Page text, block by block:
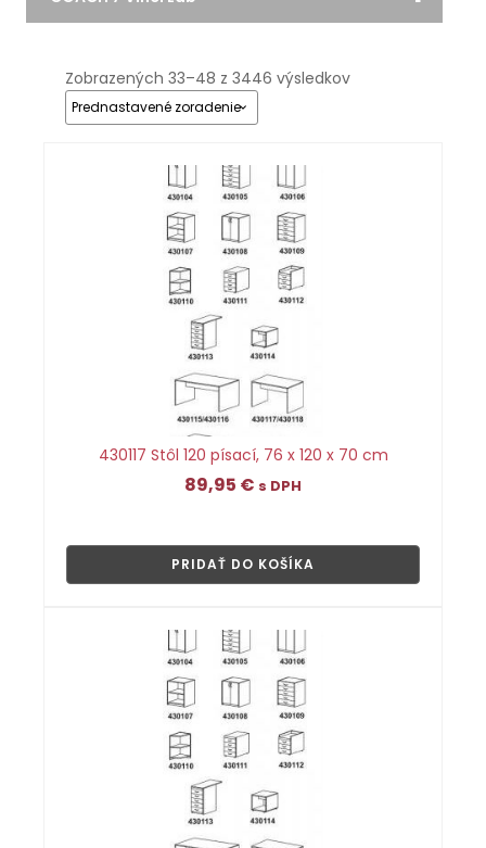
Zobrazených 33–48 z 3446 výsledkov
430117 Stôl 120 písací, 76 x 120 x 70 cm
89,95 € s DPH
PRIDAŤ DO KOŠÍKA